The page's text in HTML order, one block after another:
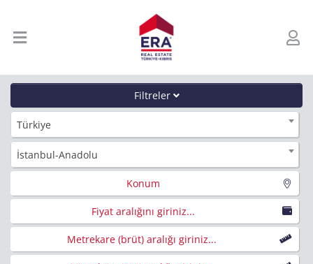
Filtreler
Türkiye
İstanbul-Anadolu
Konum
Fiyat aralığını giriniz...
Metrekare (brüt) aralığı giriniz...